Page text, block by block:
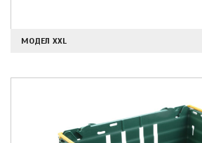
МОДЕЛ XXL